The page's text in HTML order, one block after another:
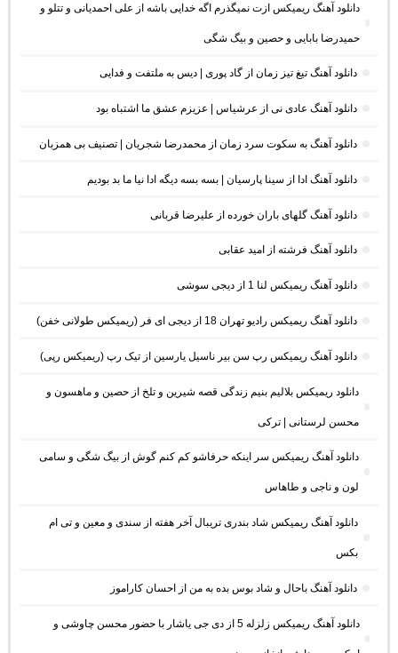
دانلود آهنگ ریمیکس ازت نمیگذرم اگه خدایی باشه از علی احمدیانی و تتلو و
حمیدرضا بابایی و حصین و بیگ شگی
دانلود آهنگ تیغ تیز زمان از گاد پوری | دیس به ملتفت و فدایی
دانلود آهنگ عادی نی از عرشیاس | عزیزم عشق ما اشتباه بود
دانلود آهنگ به سکوت سرد زمان از محمدرضا شجریان | تصنیف بی همزبان
دانلود آهنگ ادا از سینا پارسیان | بسه بسه دیگه ادا نیا ما بد بودیم
دانلود آهنگ گلهای باران خورده از علیرضا قربانی
دانلود آهنگ فرشته از امید عقابی
دانلود آهنگ ریمیکس لنا 1 از دیجی سوشی
دانلود آهنگ ریمیکس رادیو تهران 18 از دیجی ای فر (ریمیکس طولانی خفن)
دانلود آهنگ ریمیکس رپ سن بیر ناسیل یارسین از تیک رپ (ریمیکس رپی)
دانلود ریمیکس بلالیم بنیم زندگی قصه شیرین و تلخ از حصین و ماهسون و
محسن لرستانی | ترکی
دانلود آهنگ ریمیکس سر اینکه حرفاشو کم کنم گوش از بیگ شگی و سامی
لون و ناجی و طاهاس
دانلود آهنگ ریمیکس شاد بندری تریبال آخر هفته از سندی و معین و تی ام
بکس
دانلود آهنگ باحال و شاد بوس بده به من از احسان کاراموز
دانلود آهنگ ریمیکس زلزله 5 از دی جی یاشار با حضور محسن چاوشی و